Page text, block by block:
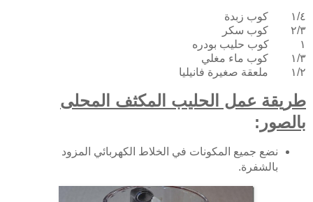
١/٤ كوب زبدة
٢/٣ كوب سكر
١ كوب حليب بودره
١/٣ كوب ماء مغلي
١/٢ ملعقة صغيرة فانيليا
طريقة عمل الحليب المكثف المحلى
بالصور :
نضع جميع المكونات في الخلاط الكهربائي المزود
بالشفرة.